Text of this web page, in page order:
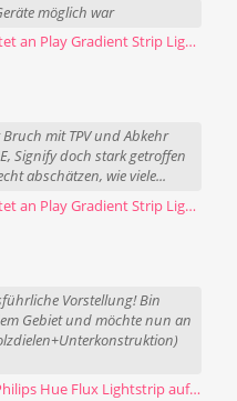
möglich war
→ Philips Hue arbeitet an Play Gradient Strip Light Pro
mit TPV und Abkehr
Signify doch stark getroffen
abschätzen, wie viele...
→ Philips Hue arbeitet an Play Gradient Strip Light Pro
Vorstellung! Bin
Gebiet und möchte nun an
→ Alle Details zum Philips Hue Flux Lightstrip auf einen Blick